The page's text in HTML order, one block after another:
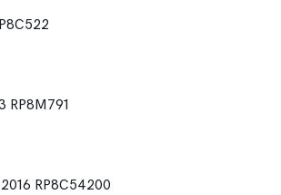
RP8M791
RP8C54200